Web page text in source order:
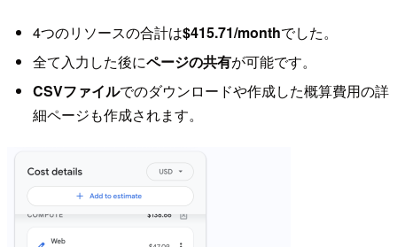
4つのリソースの合計は$415.71/monthでした。
全て入力した後にページの共有が可能です。
CSVファイルでのダウンロードや作成した概算費用の詳
細ページも作成されます。